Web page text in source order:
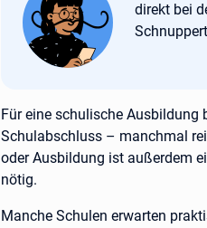
direkt bei
Für eine schulische Ausbildung
Schulabschluss – manchmal
oder Ausbildung ist außerdem
nötig.
Manche Schulen erwarten